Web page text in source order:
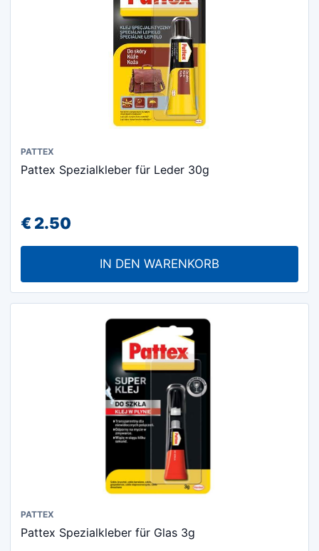
PATTEX
Pattex Spezialkleber für Leder 30g
€2.50
IN DEN WARENKORB
PATTEX
Pattex Spezialkleber für Glas 3g